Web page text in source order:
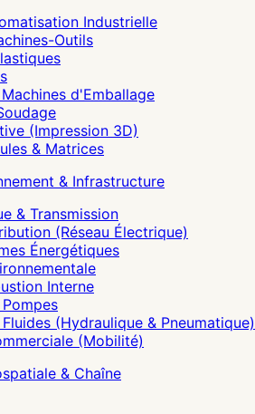
Industrielle
Outils
d'Emballage
(Impression 3D)
& Matrices
& Infrastructure
& Transmission
(Réseau Électrique)
Énergétiques
Interne
(Hydraulique & Pneumatique)
(Mobilité)
& Chaîne